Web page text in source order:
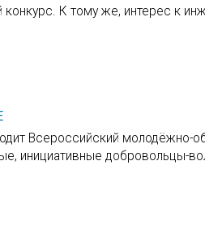
К тому же, интерес к
Всероссийский молодёжно-
инициативные добровольцы-